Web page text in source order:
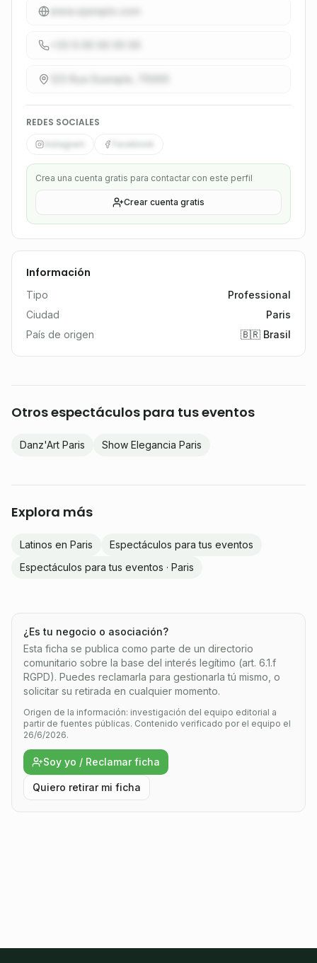
www.ejemplo.com
123 Rue Example, 75000
REDES SOCIALES
Crea una cuenta gratis para contactar con este perfil
Crear cuenta gratis
Información
Tipo
Professional
Ciudad
Paris
País de origen
🇧🇷 Brasil
Otros espectáculos para tus eventos
Danz'Art Paris Show Elegancia Paris
Explora más
Latinos en Paris
Espectáculos para tus eventos
Espectáculos para tus eventos · Paris
¿Es tu negocio o asociación?
Esta ficha se publica como parte de un directorio
comunitario sobre la base del interés legítimo (art. 6.1.f
RGPD). Puedes reclamarla para gestionarla tú mismo, o
solicitar su retirada en cualquier momento.
Origen de la información: investigación del equipo editorial a
partir de fuentes públicas. Contenido verificado por el equipo el
26/6/2026.
Soy yo / Reclamar ficha
Quiero retirar mi ficha